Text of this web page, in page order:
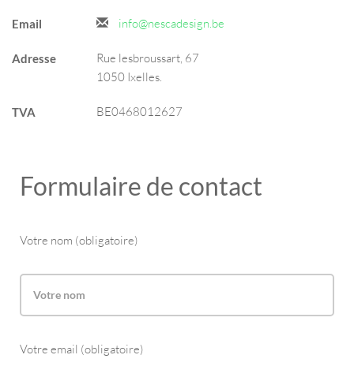
Email info@nescadesign.be
Adresse
Rue lesbroussart, 67
1050 Ixelles.
TVA BE0468012627
Formulaire de contact
Votre nom (obligatoire)
Votre email (obligatoire)